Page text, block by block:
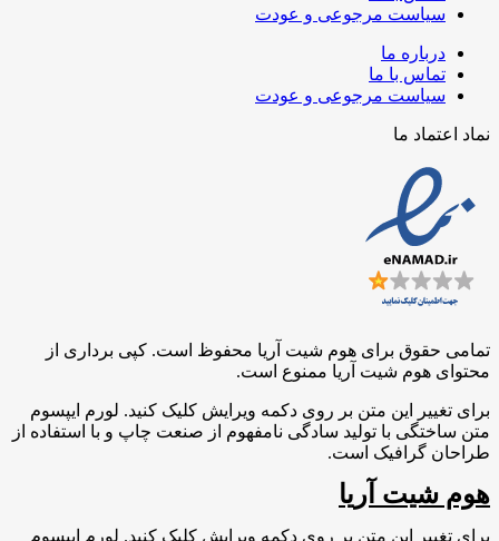
سیاست مرجوعی و عودت
درباره ما
تماس با ما
سیاست مرجوعی و عودت
نماد اعتماد ما
تمامی حقوق برای هوم شیت آریا محفوظ است. کپی برداری از
محتوای هوم شیت آریا ممنوع است.
برای تغییر این متن بر روی دکمه ویرایش کلیک کنید. لورم ایپسوم
متن ساختگی با تولید سادگی نامفهوم از صنعت چاپ و با استفاده از
طراحان گرافیک است.
هوم شیت آریا
برای تغییر این متن بر روی دکمه ویرایش کلیک کنید. لورم ایپسوم